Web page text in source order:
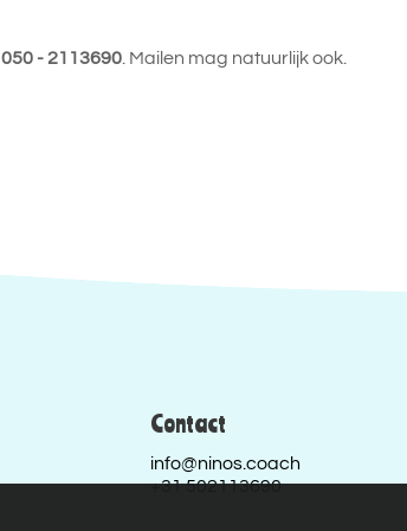
050 - 2113690 . Mailen mag natuurlijk ook.
Contact
info@ninos.coach
+31 502113690